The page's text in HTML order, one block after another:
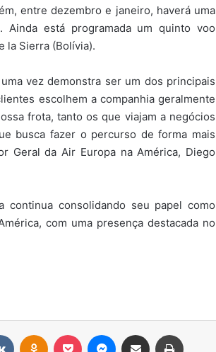
entre dezembro e janeiro, haverá uma
Ainda está programada um quinto voo
la Sierra (Bolívia).
vez demonstra ser um dos principais
escolhem a companhia geralmente
frota, tanto os que viajam a negócios
busca fazer o percurso de forma mais
Geral da Air Europa na América, Diego
consolidando seu papel como
com uma presença destacada no
Pocket Messenger
Compartilhar via e-mail